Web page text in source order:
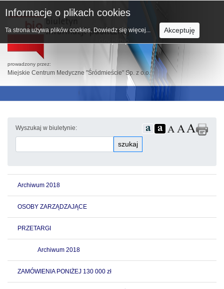
prowadzony przez:
Miejskie Centrum Medyczne "Śródmieście" Sp. z o.o.
Wyszukaj w biuletynie:
szukaj
Archiwum 2018
OSOBY ZARZĄDZAJĄCE
PRZETARGI
Archiwum 2018
ZAMÓWIENIA PONIŻEJ 130 000 zł
Informacje o plikach cookies
Ta strona używa plików cookies. Dowiedz się więcej... Akceptuję